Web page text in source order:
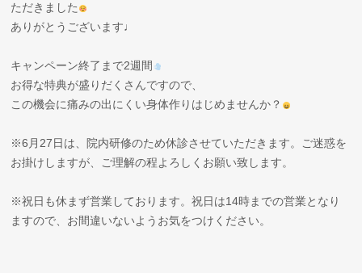
ただきました
ありがとうございます♩
キャンペーン終了まで2週間
お得な特典が盛りだくさんですので、
この機会に痛みの出にくい身体作りはじめませんか？
※6月27日は、院内研修のため休診させていただきます。ご迷惑を
お掛けしますが、ご理解の程よろしくお願い致します。
※祝日も休まず営業しております。祝日は14時までの営業となり
ますので、お間違いないようお気をつけください。